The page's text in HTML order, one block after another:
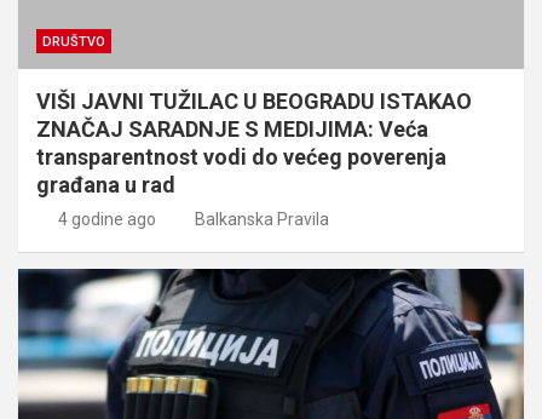
DRUŠTVO
VIŠI JAVNI TUŽILAC U BEOGRADU ISTAKAO
ZNAČAJ SARADNJE S MEDIJIMA: Veća
transparentnost vodi do većeg poverenja
građana u rad
4 godine ago Balkanska Pravila